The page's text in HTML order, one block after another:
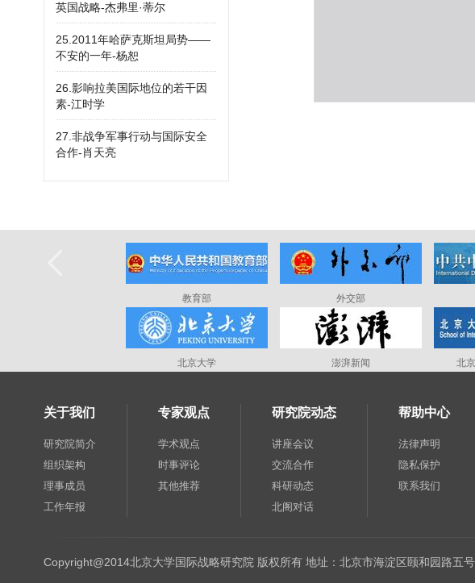
英国战略-杰弗里·蒂尔
25.2011年哈萨克斯坦局势——
不安的一年-杨恕
26.影响拉美国际地位的若干因
素-江时学
27.非战争军事行动与国际安全
合作-肖天亮
教育部 外交部
北京大学 澎湃新闻 北
关于我们
研究院简介
组织架构
理事成员
工作年报
专家观点
学术观点
时事评论
其他推荐
研究院动态
讲座会议
交流合作
科研动态
北阁对话
帮助中心
法律声明
隐私保护
联系我们
Copyright@2014北京大学国际战略研究院 版权所有 地址：北京市海淀区颐和园路五号